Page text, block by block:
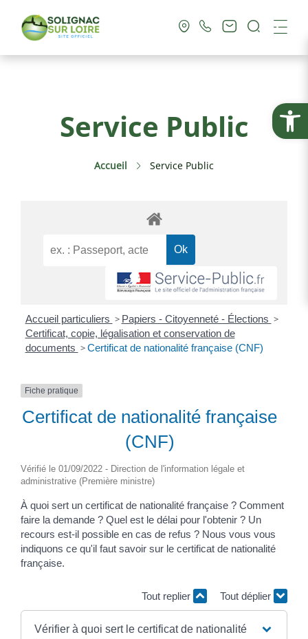
Ouvrir
Vie Pratique
Culture & Loisirs
Service Public
Service Public
Accueil Service Public
Accueil particuliers > Papiers - Citoyenneté - Élections >
Certificat, copie, légalisation et conservation de
documents > Certificat de nationalité française (CNF)
Fiche pratique
Certificat de nationalité française
(CNF)
Vérifié le 01/09/2022 - Direction de l'information légale et
administrative (Première ministre)
À quoi sert un certificat de nationalité française ? Comment
faire la demande ? Quel est le délai pour l'obtenir ? Un
recours est-il possible en cas de refus ? Nous vous vous
indiquons ce qu'il faut savoir sur le certificat de nationalité
française.
Tout replier Tout déplier
Vérifier à quoi sert le certificat de nationalité